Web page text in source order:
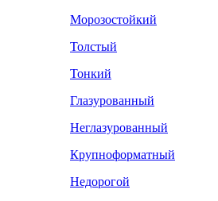
Морозостойкий
Толстый
Тонкий
Глазурованный
Неглазурованный
Крупноформатный
Недорогой